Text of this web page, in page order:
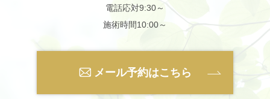
電話応対9:30～
施術時間10:00～
メール予約はこちら